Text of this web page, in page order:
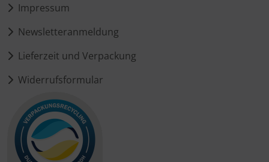
Impressum
Newsletteranmeldung
Lieferzeit und Verpackung
Widerrufsformular